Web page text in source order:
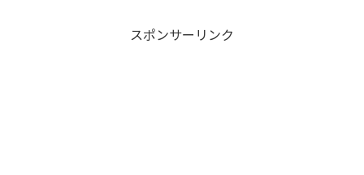
スポンサーリンク